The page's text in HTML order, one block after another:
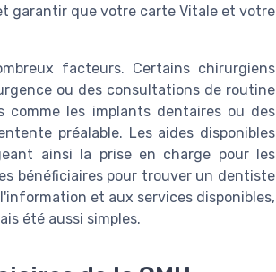
garantir que votre carte Vitale et votre
facteurs. Certains chirurgiens
ou des consultations de routine
comme les implants dentaires ou des
préalable. Les aides disponibles
ainsi la prise en charge pour les
bénéficiaires pour trouver un dentiste
et aux services disponibles,
été aussi simples.